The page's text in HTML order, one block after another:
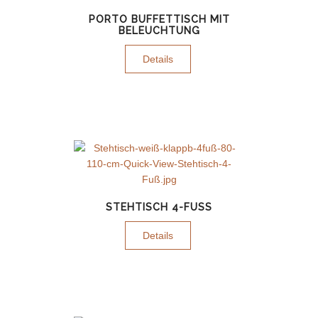
PORTO BUFFETTISCH MIT
BELEUCHTUNG
Details
STEHTISCH 4-FUSS
Details